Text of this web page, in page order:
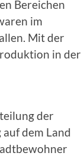
Bereichen
im
Mit der
in der
der
dem Land